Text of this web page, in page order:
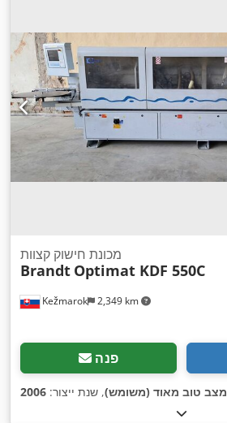
Kežmarok 2,349 km
מכונת חישוק קצוות
Brandt Optimat KDF 550C
פנה
מצב טוב מאוד (משומש), שנת ייצור: 2006